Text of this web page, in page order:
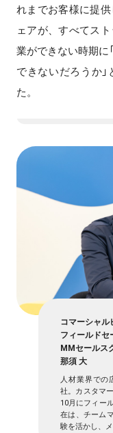
れまでお客様に提
ェアが、すべてス
業ができない時期に
できないだろうか
た。
コマーシャル
フィールドセ
MMセールス
那須 大
人材業界での
社。カスタマ
10月にフィー
在は、チーム
験を活かし、